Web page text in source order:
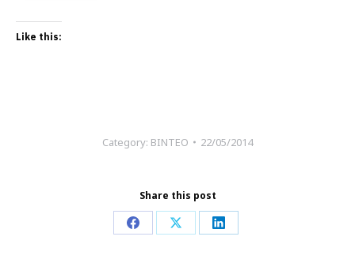
Like this:
Category: ΒΙΝΤΕΟ 22/05/2014
Share this post
Share Share Share